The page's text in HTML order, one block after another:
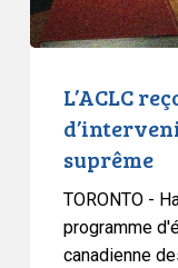
L’ACLC
suprême
TORONTO -
programme
canadienne